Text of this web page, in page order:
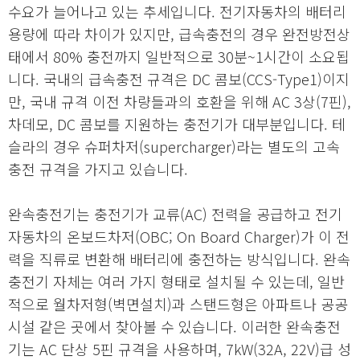
수요가 늘어나고 있는 추세입니다. 전기자동차의 배터리
용량에 따라 차이가 있지만, 급속충전의 경우 완전방전상
태에서 80% 충전까지 일반적으로 30분~1시간이 소요됩
니다. 국내의 급속충전 규격은 DC 콤보(CCS-Type1)이지
만, 국내 규격 이전 차량들과의 호환을 위해 AC 3상(7핀),
차데모, DC 콤보를 지원하는 충전기가 대부분입니다. 테
슬라의 경우 슈퍼차저(supercharger)라는 별도의 고속
충전 규격을 가지고 있습니다.
완속충전기는 충전기가 교류(AC) 전력을 공급하고 전기
자동차의 온보드차저(OBC; On Board Charger)가 이 전
력을 직류로 변환해 배터리에 충전하는 방식입니다. 완속
충전기 자체는 여러 가지 형태로 설치될 수 있는데, 일반
적으로 월차저형(벽면설치)과 스탠드형은 아파트나 공공
시설 같은 곳에서 찾아볼 수 있습니다. 이러한 완속충전
기는 AC 단상 5핀 규격을 사용하며, 7kW(32A, 22V)급 성